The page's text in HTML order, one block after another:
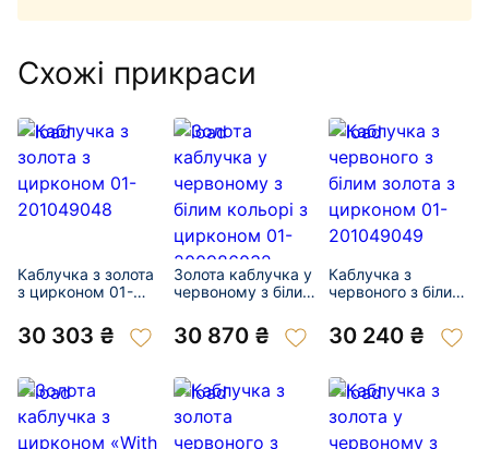
Схожі прикраси
Каблучка з золота
з цирконом 01-
30 303 ₴
Золота каблучка у
червоному з білим
цирконом 01-
200986032
30 870 ₴
Каблучка з
червоного з білим
01-201049049
30 240 ₴